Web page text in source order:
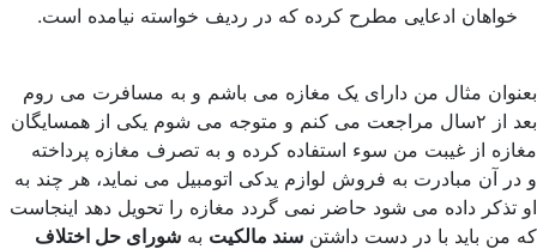
خواهان ادعایی مطرح کرده که در ردیف خواسته نیامده است.
بعنوان مثال من دارای یک مغازه می باشم و به مسافرت می روم
بعد از ۲سال مراجعت می کنم و متوجه می شوم یکی از همسایگان
مغازه از غیبت من سوء استفاده کرده و به تصرف مغازه پرداخته
و در آن مبادرت به فروش لوازم یدکی اتومبیل می نماید، هر چند به
او تذکر داده می شود حاضر نمی گردد مغازه را تحویل دهد اینجاست
که من باید با در دست داشتن سند مالکیت به شورای حل اختلاف